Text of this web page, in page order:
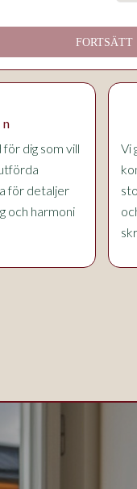
FORTSÄTT
dig som vill
för detaljer
och harmoni
Vi